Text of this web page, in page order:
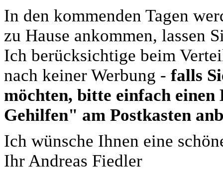
In den kommenden Tagen
zu Hause ankommen, lassen
Ich berücksichtige beim
nach keiner Werbung - falls
möchten, bitte einfach
Gehilfen" am Postkasten
Ich wünsche Ihnen eine
Ihr Andreas Fiedler